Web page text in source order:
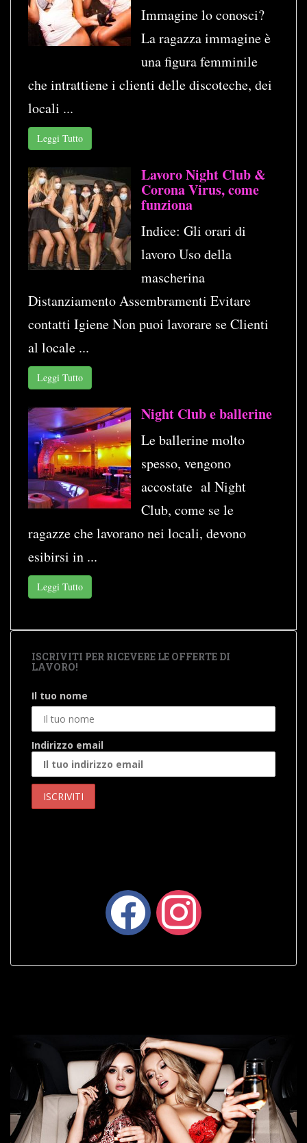
Immagine lo conosci?
La ragazza immagine è
una figura femminile
che intrattiene i clienti delle discoteche, dei
locali ...
Leggi Tutto
Lavoro Night Club &
Corona Virus, come
funziona
Indice: Gli orari di
lavoro Uso della
mascherina
Distanziamento Assembramenti Evitare
contatti Igiene Non puoi lavorare se Clienti
al locale ...
Leggi Tutto
Night Club e ballerine
Le ballerine molto
spesso, vengono
accostate al Night
Club, come se le
ragazze che lavorano nei locali, devono
esibirsi in ...
Leggi Tutto
ISCRIVITI PER RICEVERE LE OFFERTE DI
LAVORO!
Il tuo nome
Indirizzo email
facebook instagram